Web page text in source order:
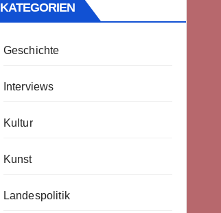
KATEGORIEN
Geschichte
Interviews
Kultur
Kunst
Landespolitik